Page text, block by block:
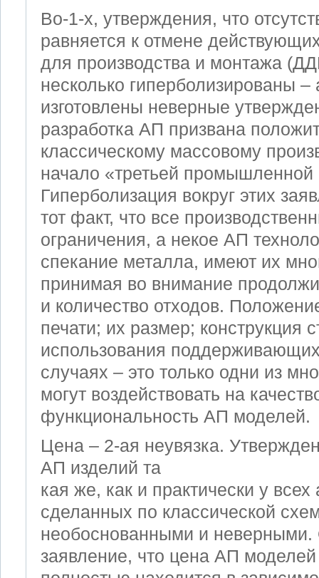
Во-1-х, утверждения, что
равняется к отмене
для производства и монтажа
несколько гиперболизированы
изготовлены неверные
разработка AП призвана
классическому массовому
начало «третьей
Гиперболизация вокруг этих
тот факт, что все
ограничения, а некое AП
спекание металла, имеют их
принимая во внимание
и количество отходов.
печати; их размер; конструкция
использования поддерживающих
случаях – это только одни из
могут воздействовать на
функциональность AП моделей.
Цена – 2-ая неувязка.
AП изделий та
кая же, как и практически у всех
сделанных по классической
необоснованными и
заявление, что цена AП моделей